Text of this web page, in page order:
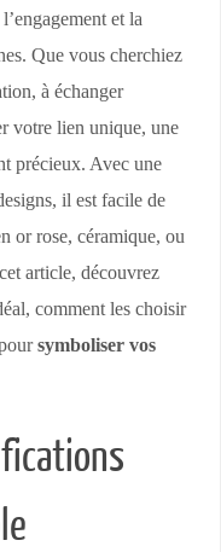
et la
Que vous cherchiez
à échanger
votre lien unique, une
précieux. Avec une
il est facile de
or rose, céramique, ou
article, découvrez
comment les choisir
poursymboliser vos